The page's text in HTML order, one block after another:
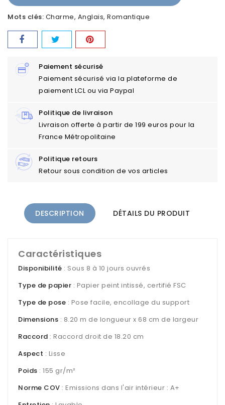
Mots clés: Charme Anglais Romantique
Paiement sécurisé
Paiement sécurisé via la plateforme de
paiement LCL ou via Paypal
Politique de livraison
Livraison offerte à partir de 199 euros pour la
France Métropolitaine
Politique retours
Retour sous condition de vos articles
DESCRIPTION DÉTAILS DU PRODUIT
Caractéristiques
Disponibilité : Sous 8 à 10 jours ouvrés
Type de papier : Papier peint intissé, certifié FSC
Type de pose : Pose facile, encollage du support
Dimensions : 8.20 m de longueur x 68 cm de largeur
Raccord : Raccord droit de 18.20 cm
Aspect : Lisse
Poids : 155 gr/m²
Norme COV : Emissions dans l'air intérieur : A+